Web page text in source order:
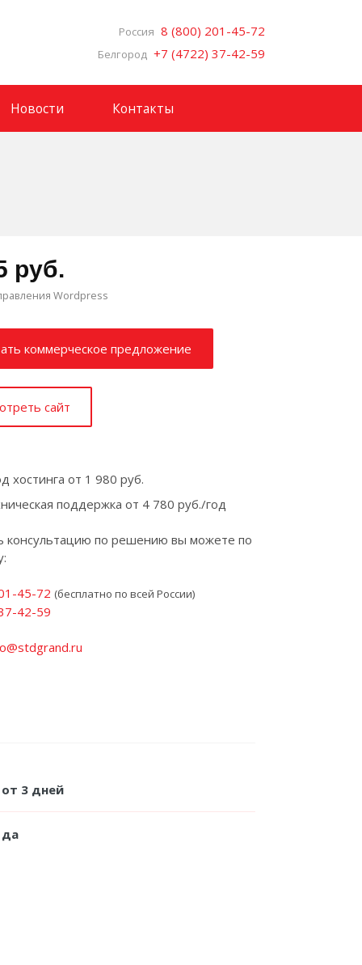
Россия 8 (800) 201-45-72
Белгород +7 (4722) 37-42-59
Новости Контакты
руб.
Wordpress
коммерческое предложение
сайт
хостинга от 1 980 руб.
поддержка от 4 780 руб./год
консультацию по решению вы можете по
45-72 (бесплатно по всей России)
42-59
от 3 дней
да